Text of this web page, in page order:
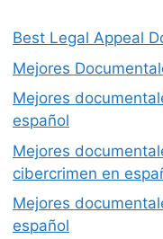
Best Legal Appeal
Mejores
Mejores
español
Mejores
cibercrimen en
Mejores
español